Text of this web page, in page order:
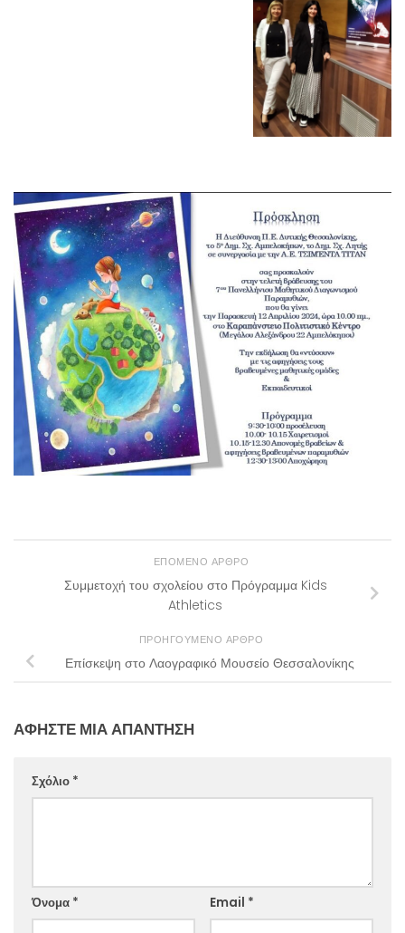
ΕΠΌΜΕΝΟ ΆΡΘΡΟ
Συμμετοχή του σχολείου στο Πρόγραμμα Kids
Athletics
ΠΡΟΗΓΟΎΜΕΝΟ ΆΡΘΡΟ
Επίσκεψη στο Λαογραφικό Μουσείο Θεσσαλονίκης
ΑΦΉΣΤΕ ΜΙΑ ΑΠΆΝΤΗΣΗ
Σχόλιο *
Όνομα * Email *
Website